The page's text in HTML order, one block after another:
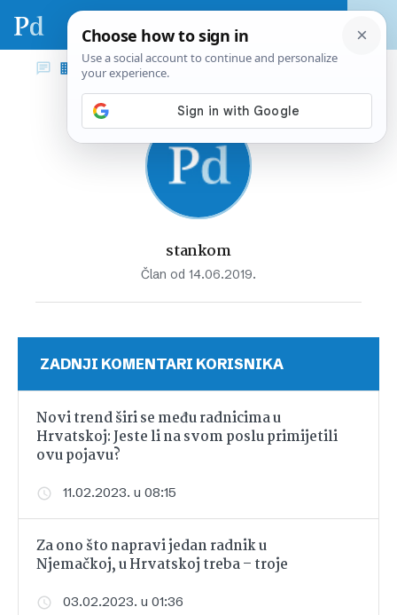
stankom
Član od 14.06.2019.
ZADNJI KOMENTARI KORISNIKA
Novi trend širi se među radnicima u
Hrvatskoj: Jeste li na svom poslu primijetili
ovu pojavu?
11.02.2023. u 08:15
Za ono što napravi jedan radnik u
Njemačkoj, u Hrvatskoj treba – troje
03.02.2023. u 01:36